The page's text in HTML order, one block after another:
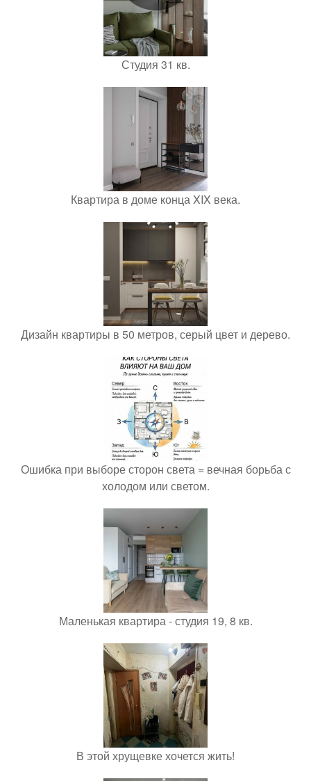
Студия 31 кв.
Квартира в доме конца XIX века.
Дизайн квартиры в 50 метров, серый цвет и дерево.
Ошибка при выборе сторон света = вечная борьба с
холодом или светом.
Маленькая квартира - студия 19, 8 кв.
В этой хрущевке хочется жить!